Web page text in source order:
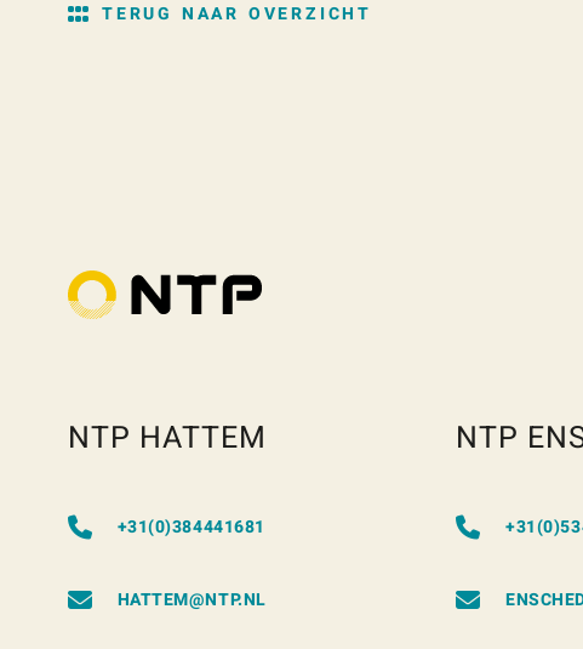
TERUG NAAR OVERZICHT
NTP HATTEM
+31(0)384441681
HATTEM@NTP.NL
NTP